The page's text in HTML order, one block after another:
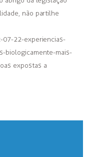
não partilhe
22-experiencias-
biologicamente-mais-
expostas a